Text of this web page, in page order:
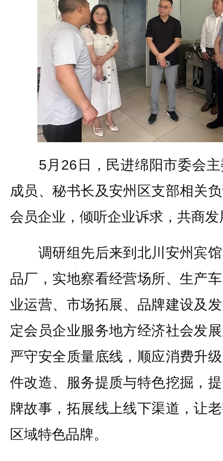
5月26日，民进绵阳市委会主
成员、秘书长及安州区支部相关
会员企业，倾听企业诉求，共商发
调研组先后来到北川安州宾馆
品厂，实地察看经营场所、生产
业运营、市场拓展、品牌建设及
定会员企业服务地方经济社会发
严守安全质量底线，顺应消费升
件改造、服务提质与特色挖掘，
牌故事，拓展线上线下渠道，让
区域特色品牌。